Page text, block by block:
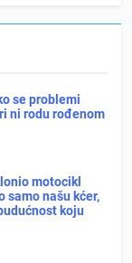
se problemi
ni rodu rođenom
motocikl
samo našu kćer,
koju